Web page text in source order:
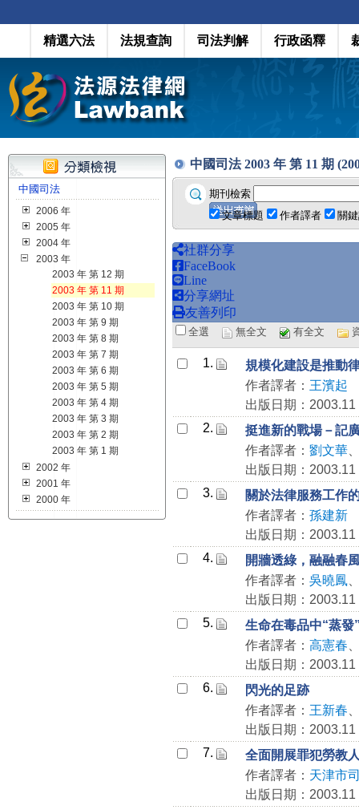
精選六法 法規查詢 司法判解 行政函釋
中國司法
2006 年
2005 年
2004 年
2003 年
2003 年 第 12 期
2003 年 第 11 期
2003 年 第 10 期
2003 年 第 9 期
2003 年 第 8 期
2003 年 第 7 期
2003 年 第 6 期
2003 年 第 5 期
2003 年 第 4 期
2003 年 第 3 期
2003 年 第 2 期
2003 年 第 1 期
2002 年
2001 年
2000 年
中國司法 2003 年 第 11 期
期刊檢索
文章標題
作者譯者 關
社群分享
FaceBook
Line
分享網址
友善列印
全選 無全文 有全文
1.
規模化建設是推動
作者譯者： 王濱起
出版日期：2003.11
2.
挺進新的戰場－記
作者譯者： 劉文華
出版日期：2003.11
3.
關於法律服務工作
作者譯者： 孫建新
出版日期：2003.11
4.
開牆透綠，融融春
作者譯者： 吳曉鳳
出版日期：2003.11
5.
生命在毒品中“蒸發
作者譯者： 高憲春
出版日期：2003.11
6.
閃光的足跡
作者譯者： 王新春
出版日期：2003.11
7.
全面開展罪犯勞教
作者譯者： 天津市
出版日期：2003.11